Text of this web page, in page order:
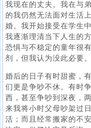
我现在的丈夫。我在与
的我仍然无法面对生活
婚。我开始接受在学生
我逐渐理清当下人生的
恐惧与不稳定的童年很
剂，但我认为没此必要。
婚后的日子有时甜蜜，
们更是争吵不休。有时
西，甚至争吵到深夜，
来我将小时父母吵架过
活；而且经常搬家的不